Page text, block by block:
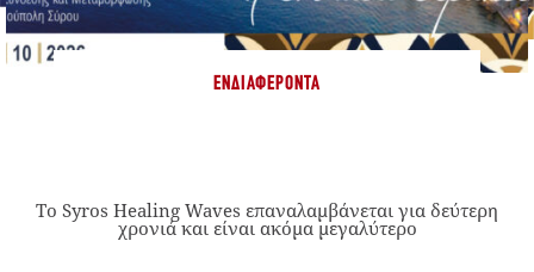
ΕΝΔΙΑΦΈΡΟΝΤΑ
Το Syros Healing Waves επαναλαμβάνεται για δεύτερη
χρονιά και είναι ακόμα μεγαλύτερο